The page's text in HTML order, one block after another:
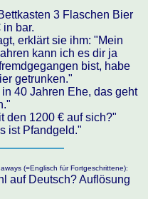
3 Flaschen Bier
in bar.
erklärt sie ihm: "Mein
kann ich es dir ja
bist, habe
getrunken."
40 Jahren Ehe, das geht
den 1200 € auf sich?"
ist Pfandgeld."
(=Englisch für Fortgeschrittene):
auf Deutsch? Auflösung